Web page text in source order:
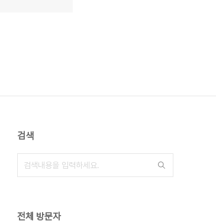
검색
전체 방문자